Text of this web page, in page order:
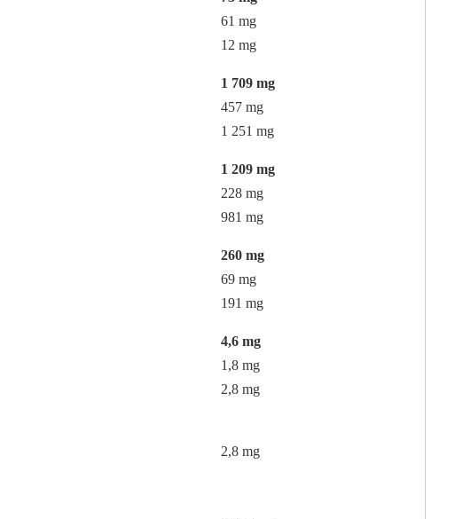
61 mg
12 mg
1 709 mg
457 mg
1 251 mg
1 209 mg
228 mg
981 mg
260 mg
69 mg
191 mg
4,6 mg
1,8 mg
2,8 mg
2,8 mg